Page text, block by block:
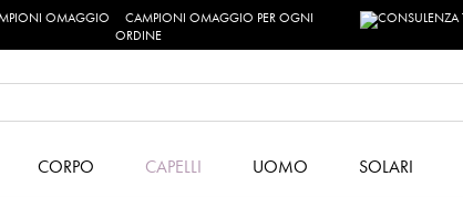
CAMPIONI OMAGGIO PER OGNI
ORDINE
CORPO CAPELLI UOMO SOLARI